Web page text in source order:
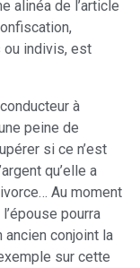
alinéa de l’article
ou indivis, est
à
peine de
si ce n’est
qu’elle a
Au moment
pourra
conjoint la
sur cette